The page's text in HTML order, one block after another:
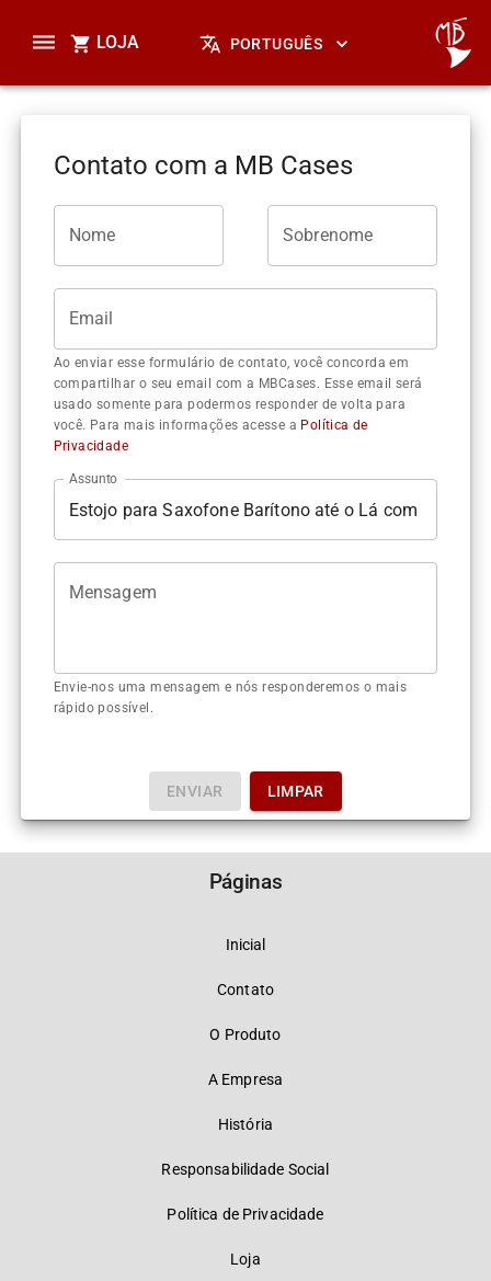
LOJA PORTUGUÊS
Contato com a MB Cases
Nome Sobrenome
Email
Ao enviar esse formulário de contato, você concorda em
compartilhar o seu email com a MBCases. Esse email será
usado somente para podermos responder de volta para
você. Para mais informações acesse a Política de
Privacidade
Assunto
Mensagem
Envie-nos uma mensagem e nós responderemos o mais
rápido possível.
ENVIAR LIMPAR
Páginas
Inicial
Contato
O Produto
A Empresa
História
Responsabilidade Social
Política de Privacidade
Loja